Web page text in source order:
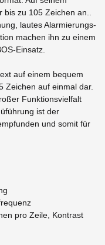
zu 105 Zeichen an..
lautes Alarmierungs-
machen ihn zu einem
Einsatz.
auf einem bequem
Zeichen auf einmal dar.
Funktionsvielfalt
ist der
und somit für
pro Zeile, Kontrast